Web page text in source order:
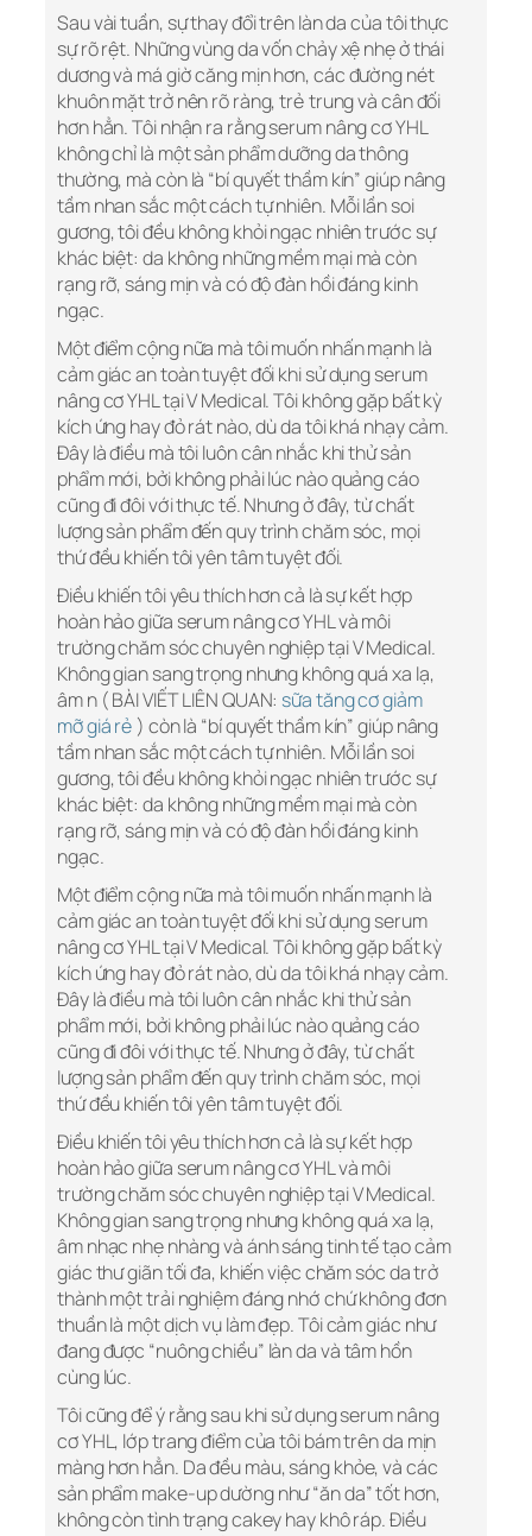
Sau vài tuần, sự thay đổi trên làn da của tôi thực
sự rõ rệt. Những vùng da vốn chảy xệ nhẹ ở thái
dương và má giờ căng mịn hơn, các đường nét
khuôn mặt trở nên rõ ràng, trẻ trung và cân đối
hơn hẳn. Tôi nhận ra rằng serum nâng cơ YHL
không chỉ là một sản phẩm dưỡng da thông
thường, mà còn là “bí quyết thầm kín” giúp nâng
tầm nhan sắc một cách tự nhiên. Mỗi lần soi
gương, tôi đều không khỏi ngạc nhiên trước sự
khác biệt: da không những mềm mại mà còn
rạng rỡ, sáng mịn và có độ đàn hồi đáng kinh
ngạc.
Một điểm cộng nữa mà tôi muốn nhấn mạnh là
cảm giác an toàn tuyệt đối khi sử dụng serum
nâng cơ YHL tại V Medical. Tôi không gặp bất kỳ
kích ứng hay đỏ rát nào, dù da tôi khá nhạy cảm.
Đây là điều mà tôi luôn cân nhắc khi thử sản
phẩm mới, bởi không phải lúc nào quảng cáo
cũng đi đôi với thực tế. Nhưng ở đây, từ chất
lượng sản phẩm đến quy trình chăm sóc, mọi
thứ đều khiến tôi yên tâm tuyệt đối.
Điều khiến tôi yêu thích hơn cả là sự kết hợp
hoàn hảo giữa serum nâng cơ YHL và môi
trường chăm sóc chuyên nghiệp tại V Medical.
Không gian sang trọng nhưng không quá xa lạ,
âm n ( BÀI VIẾT LIÊN QUAN: sữa tăng cơ giảm
mỡ giá rẻ ) còn là “bí quyết thầm kín” giúp nâng
tầm nhan sắc một cách tự nhiên. Mỗi lần soi
gương, tôi đều không khỏi ngạc nhiên trước sự
khác biệt: da không những mềm mại mà còn
rạng rỡ, sáng mịn và có độ đàn hồi đáng kinh
ngạc.
Một điểm cộng nữa mà tôi muốn nhấn mạnh là
cảm giác an toàn tuyệt đối khi sử dụng serum
nâng cơ YHL tại V Medical. Tôi không gặp bất kỳ
kích ứng hay đỏ rát nào, dù da tôi khá nhạy cảm.
Đây là điều mà tôi luôn cân nhắc khi thử sản
phẩm mới, bởi không phải lúc nào quảng cáo
cũng đi đôi với thực tế. Nhưng ở đây, từ chất
lượng sản phẩm đến quy trình chăm sóc, mọi
thứ đều khiến tôi yên tâm tuyệt đối.
Điều khiến tôi yêu thích hơn cả là sự kết hợp
hoàn hảo giữa serum nâng cơ YHL và môi
trường chăm sóc chuyên nghiệp tại V Medical.
Không gian sang trọng nhưng không quá xa lạ,
âm nhạc nhẹ nhàng và ánh sáng tinh tế tạo cảm
giác thư giãn tối đa, khiến việc chăm sóc da trở
thành một trải nghiệm đáng nhớ chứ không đơn
thuần là một dịch vụ làm đẹp. Tôi cảm giác như
đang được “nuông chiều” làn da và tâm hồn
cùng lúc.
Tôi cũng để ý rằng sau khi sử dụng serum nâng
cơ YHL, lớp trang điểm của tôi bám trên da mịn
màng hơn hẳn. Da đều màu, sáng khỏe, và các
sản phẩm make-up dường như “ăn da” tốt hơn,
không còn tình trạng cakey hay khô ráp. Điều